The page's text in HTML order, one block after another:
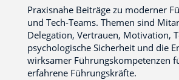
Praxisnahe Beiträge zu moderner
und Tech-Teams. Themen sind
Delegation, Vertrauen, Motivation,
psychologische Sicherheit und die
wirksamer Führungskompetenzen
erfahrene Führungskräfte.